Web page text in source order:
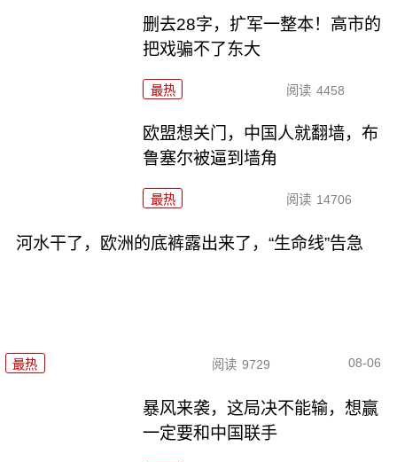
删去28字，扩军一整本！高市的
把戏骗不了东大
最热 阅读 4458
欧盟想关门，中国人就翻墙，布
鲁塞尔被逼到墙角
最热 阅读 14706
河水干了，欧洲的底裤露出来了，“生命线”告急
最热 阅读 9729 08-06
暴风来袭，这局决不能输，想赢
一定要和中国联手